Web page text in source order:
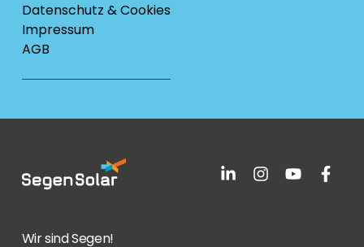
Datenschutz & Cookies
Impressum
AGB
Wir sind Segen!